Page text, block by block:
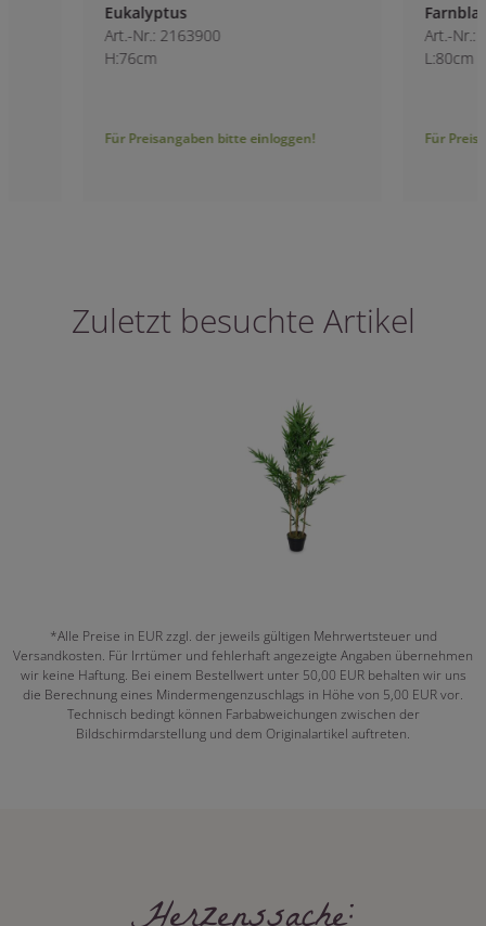
Eukalyptus
Art.-Nr.: 2163900
Für Preisangaben bitte einloggen!
Art.-Nr.: 6927600
Für Preisangaben
Zuletzt besuchte Artikel
*Alle Preise in EUR zzgl. der jeweils gültigen Mehrwertsteuer und
Versandkosten. Für Irrtümer und fehlerhaft angezeigte Angaben übernehmen
wir keine Haftung. Bei einem Bestellwert unter 50,00 EUR behalten wir uns
die Berechnung eines Mindermengenzuschlags in Höhe von 5,00 EUR vor.
Technisch bedingt können Farbabweichungen zwischen der
Bildschirmdarstellung und dem Originalartikel auftreten.